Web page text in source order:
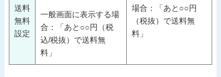
送料
無料
設定
一般画面に表示する場
合：「あと○○円（税
込/税抜）で送料無
料」
場合：「あと○○円
（税抜）で送料無
料」